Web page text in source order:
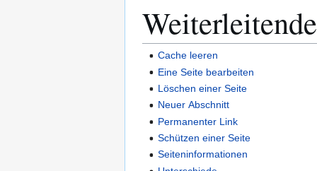
Cache leeren
Eine Seite bearbeiten
Löschen einer Seite
Neuer Abschnitt
Permanenter Link
Schützen einer Seite
Seiteninformationen